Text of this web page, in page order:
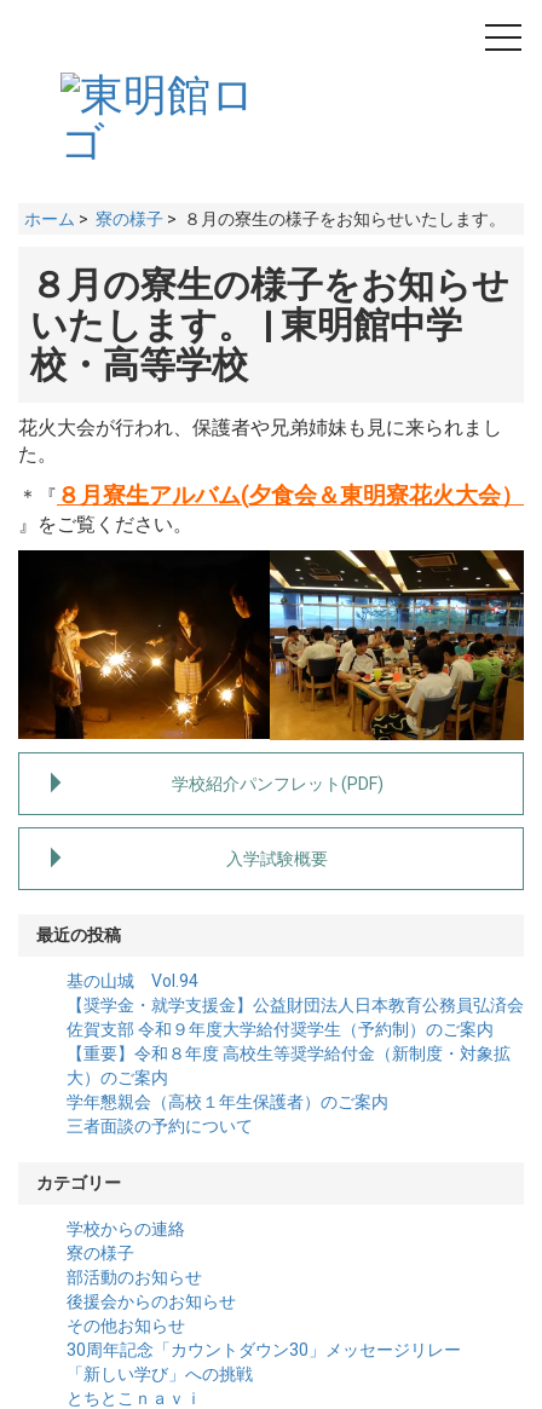
ホーム > 寮の様子 > ８月の寮生の様子をお知らせいたします。
８月の寮生の様子をお知らせ
いたします。 | 東明館中学
校・高等学校
花火大会が行われ、保護者や兄弟姉妹も見に来られまし
た。
＊『 ８月寮生アルバム(夕食会＆東明寮花火大会）
』をご覧ください。
学校紹介パンフレット(PDF)
入学試験概要
最近の投稿
基の山城 Vol.94
【奨学金・就学支援金】公益財団法人日本教育公務員弘済会
佐賀支部 令和９年度大学給付奨学生（予約制）のご案内
【重要】令和８年度 高校生等奨学給付金（新制度・対象拡
大）のご案内
学年懇親会（高校１年生保護者）のご案内
三者面談の予約について
カテゴリー
学校からの連絡
寮の様子
部活動のお知らせ
後援会からのお知らせ
その他お知らせ
30周年記念「カウントダウン30」メッセージリレー
「新しい学び」への挑戦
とちとこｎａｖｉ